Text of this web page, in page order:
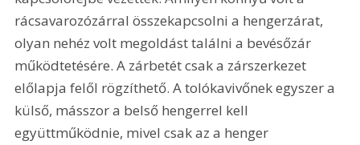
rácsavarozózárral összekapcsolni a hengerzárat,
olyan nehéz volt megoldást találni a bevésőzár
működtetésére. A zárbetét csak a zárszerkezet
előlapja felől rögzíthető. A tolókavivőnek egyszer a
külső, másszor a belső hengerrel kell
együttműködnie, mivel csak az a henger